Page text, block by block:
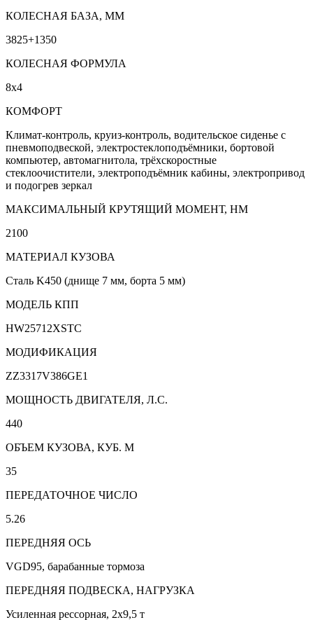
КОЛЕСНАЯ БАЗА, ММ
3825+1350
КОЛЕСНАЯ ФОРМУЛА
8x4
КОМФОРТ
Климат-контроль, круиз-контроль, водительское сиденье с
пневмоподвеской, электростеклоподъёмники, бортовой
компьютер, автомагнитола, трёхскоростные
стеклоочистители, электроподъёмник кабины, электропривод
и подогрев зеркал
МАКСИМАЛЬНЫЙ КРУТЯЩИЙ МОМЕНТ, НМ
2100
МАТЕРИАЛ КУЗОВА
Сталь K450 (днище 7 мм, борта 5 мм)
МОДЕЛЬ КПП
HW25712XSTC
МОДИФИКАЦИЯ
ZZ3317V386GE1
МОЩНОСТЬ ДВИГАТЕЛЯ, Л.С.
440
ОБЪЕМ КУЗОВА, КУБ. М
35
ПЕРЕДАТОЧНОЕ ЧИСЛО
5.26
ПЕРЕДНЯЯ ОСЬ
VGD95, барабанные тормоза
ПЕРЕДНЯЯ ПОДВЕСКА, НАГРУЗКА
Усиленная рессорная, 2x9,5 т